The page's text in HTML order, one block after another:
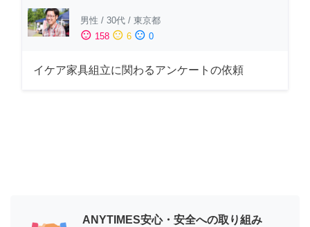
男性 / 30代 / 東京都
sentiment_satisfied 158 sentiment_neutral 6 sentiment_dissatisfied 0
イケア家具組立に関わるアンケートの依頼
ANYTIMES安心・安全への取り組み